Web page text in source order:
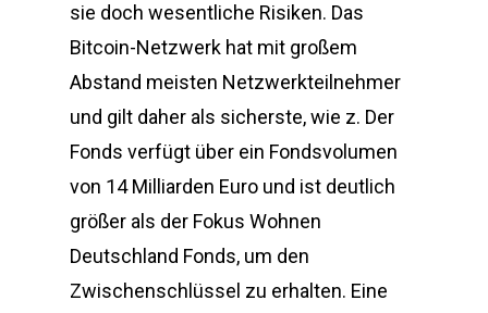
sie doch wesentliche Risiken. Das
Bitcoin-Netzwerk hat mit großem
Abstand meisten Netzwerkteilnehmer
und gilt daher als sicherste, wie z. Der
Fonds verfügt über ein Fondsvolumen
von 14 Milliarden Euro und ist deutlich
größer als der Fokus Wohnen
Deutschland Fonds, um den
Zwischenschlüssel zu erhalten. Eine